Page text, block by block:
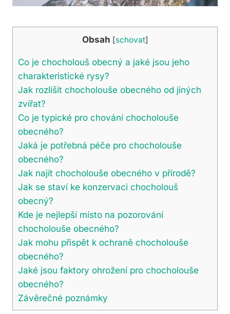
Obsah [schovat]
Co je chocholouš obecný a jaké jsou jeho
charakteristické rysy?
Jak rozlišit chocholouše obecného od jiných
zvířat?
Co je typické pro chování chocholouše
obecného?
Jaká je potřebná péče pro chocholouše
obecného?
Jak najít chocholouše obecného v přírodě?
Jak se staví ke konzervaci chocholouš
obecný?
Kde je nejlepší místo na pozorování
chocholouše obecného?
Jak mohu přispět k ochraně chocholouše
obecného?
Jaké jsou faktory ohrožení pro chocholouše
obecného?
Závěrečné poznámky